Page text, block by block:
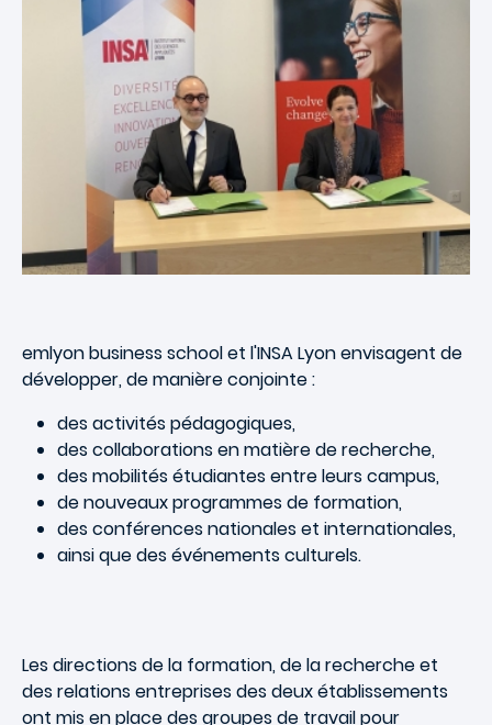
emlyon business school et l'INSA Lyon envisagent de
développer, de manière conjointe :
des activités pédagogiques,
des collaborations en matière de recherche,
des mobilités étudiantes entre leurs campus,
de nouveaux programmes de formation,
des conférences nationales et internationales,
ainsi que des événements culturels.
Les directions de la formation, de la recherche et
des relations entreprises des deux établissements
ont mis en place des groupes de travail pour